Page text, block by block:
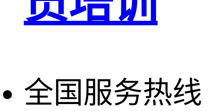
全国服务热线